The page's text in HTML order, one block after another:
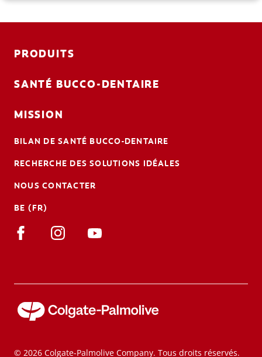
PRODUITS
SANTÉ BUCCO-DENTAIRE
MISSION
BILAN DE SANTÉ BUCCO-DENTAIRE
RECHERCHE DES SOLUTIONS IDÉALES
NOUS CONTACTER
BE (FR)
© 2026 Colgate-Palmolive Company. Tous droits réservés.